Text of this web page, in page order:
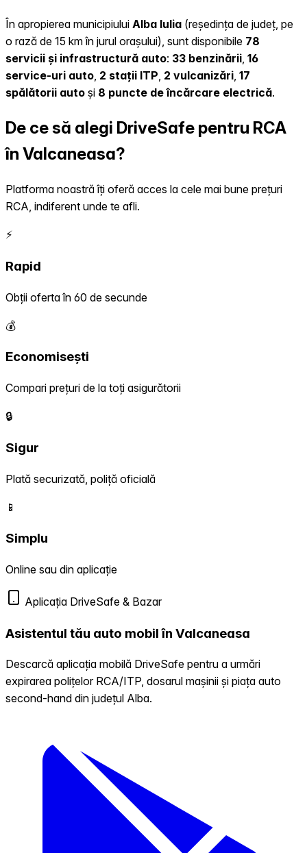
În apropierea municipiului Alba Iulia (reședința de județ, pe
o rază de 15 km în jurul orașului), sunt disponibile 78
servicii și infrastructură auto: 33 benzinării, 16
service-uri auto, 2 stații ITP, 2 vulcanizări, 17
spălătorii auto și 8 puncte de încărcare electrică.
De ce să alegi DriveSafe pentru RCA
în Valcaneasa?
Platforma noastră îți oferă acces la cele mai bune prețuri
RCA, indiferent unde te afli.
⚡
Rapid
Obții oferta în 60 de secunde
💰
Economisești
Compari prețuri de la toți asigurătorii
🔒
Sigur
Plată securizată, poliță oficială
📱
Simplu
Online sau din aplicație
Aplicația DriveSafe & Bazar
Asistentul tău auto mobil în Valcaneasa
Descarcă aplicația mobilă DriveSafe pentru a urmări
expirarea polițelor RCA/ITP, dosarul mașinii și piața auto
second-hand din județul Alba.